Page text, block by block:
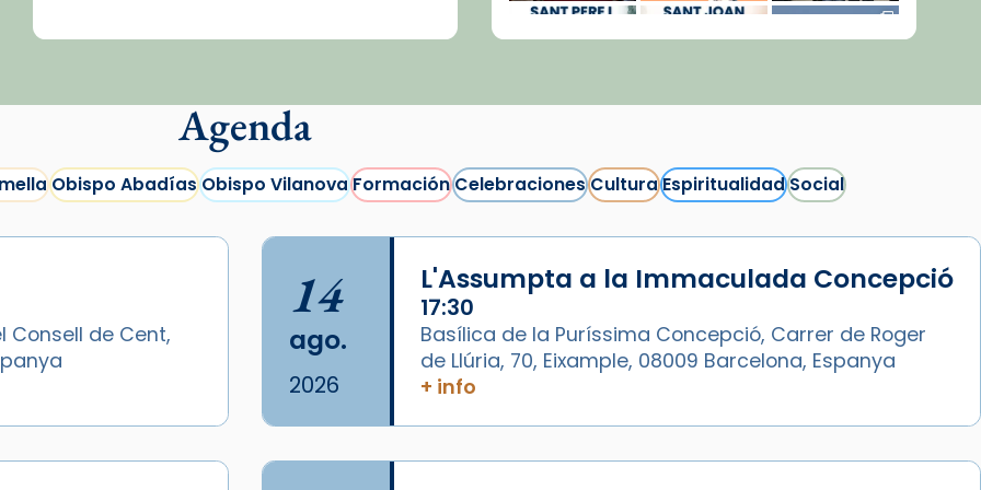
Agenda
Obispo AbadíasObispo VilanovaFormaciónCelebracionesCulturaEspiritualidadSocial
Consell de Cent,
14
ago.
2026
L'Assumpta a la Immaculada Concepció
17:30
Basílica de la Puríssima Concepció, Carrer de Roger
de Llúria, 70, Eixample, 08009 Barcelona, Espanya
+ info